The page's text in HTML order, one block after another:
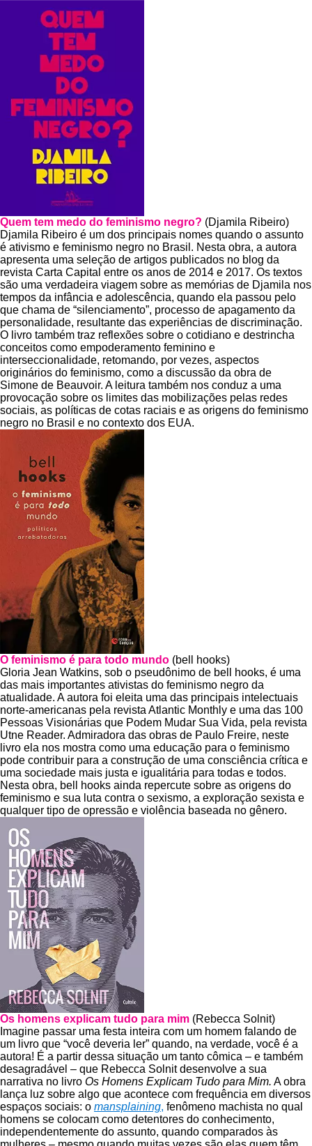
Quem tem medo do feminismo negro? (Djamila Ribeiro)
Djamila Ribeiro é um dos principais nomes quando o assunto
é ativismo e feminismo negro no Brasil. Nesta obra, a autora
apresenta uma seleção de artigos publicados no blog da
revista Carta Capital entre os anos de 2014 e 2017. Os textos
são uma verdadeira viagem sobre as memórias de Djamila nos
tempos da infância e adolescência, quando ela passou pelo
que chama de “silenciamento”, processo de apagamento da
personalidade, resultante das experiências de discriminação.
O livro também traz reflexões sobre o cotidiano e destrincha
conceitos como empoderamento feminino e
interseccionalidade, retomando, por vezes, aspectos
originários do feminismo, como a discussão da obra de
Simone de Beauvoir. A leitura também nos conduz a uma
provocação sobre os limites das mobilizações pelas redes
sociais, as políticas de cotas raciais e as origens do feminismo
negro no Brasil e no contexto dos EUA.
O feminismo é para todo mundo (bell hooks)
Gloria Jean Watkins, sob o pseudônimo de bell hooks, é uma
das mais importantes ativistas do feminismo negro da
atualidade. A autora foi eleita uma das principais intelectuais
norte-americanas pela revista Atlantic Monthly e uma das 100
Pessoas Visionárias que Podem Mudar Sua Vida, pela revista
Utne Reader. Admiradora das obras de Paulo Freire, neste
livro ela nos mostra como uma educação para o feminismo
pode contribuir para a construção de uma consciência crítica e
uma sociedade mais justa e igualitária para todas e todos.
Nesta obra, bell hooks ainda repercute sobre as origens do
feminismo e sua luta contra o sexismo, a exploração sexista e
qualquer tipo de opressão e violência baseada no gênero.
Os homens explicam tudo para mim (Rebecca Solnit)
Imagine passar uma festa inteira com um homem falando de
um livro que “você deveria ler” quando, na verdade, você é a
autora! É a partir dessa situação um tanto cômica – e também
desagradável – que Rebecca Solnit desenvolve a sua
narrativa no livro Os Homens Explicam Tudo para Mim. A obra
lança luz sobre algo que acontece com frequência em diversos
espaços sociais: o mansplaining, fenômeno machista no qual
homens se colocam como detentores do conhecimento,
independentemente do assunto, quando comparados às